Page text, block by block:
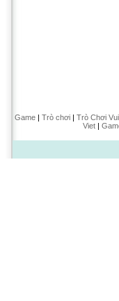
Game| Trò chơi| Trò Chơi Vui
Viet|